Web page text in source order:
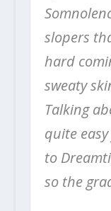
slopers
hard
sweaty
Talking
quite
to
so the